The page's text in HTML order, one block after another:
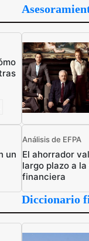
un
Análisis de EFPA
El ahorrador
largo plazo a
financiera
Diccionario